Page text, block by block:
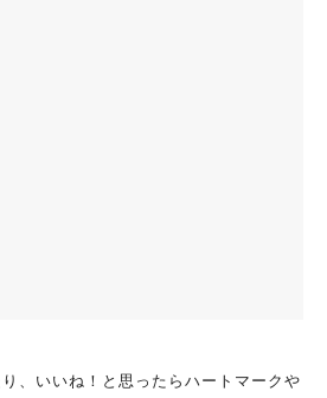
、いいね！と思ったらハートマークや